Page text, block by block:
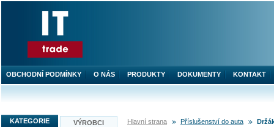
Hlavní strana Příslušenství do auta
KATEGORIE VÝROBCI
OBCHODNÍ PODMÍNKY O NÁS PRODUKTY DOKUMENTY KONTAKT